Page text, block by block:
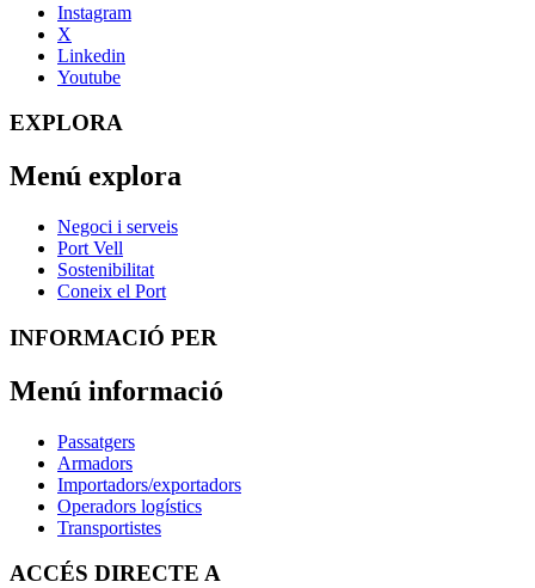
Instagram
X
Linkedin
Youtube
EXPLORA
Menú explora
Negoci i serveis
Port Vell
Sostenibilitat
Coneix el Port
INFORMACIÓ PER
Menú informació
Passatgers
Armadors
Importadors/exportadors
Operadors logístics
Transportistes
ACCÉS DIRECTE A